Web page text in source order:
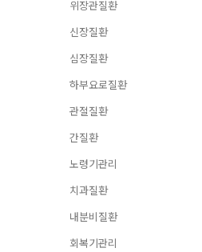
위장관질환
신장질환
심장질환
하부요로질환
관절질환
간질환
노령기관리
치과질환
내분비질환
회복기관리